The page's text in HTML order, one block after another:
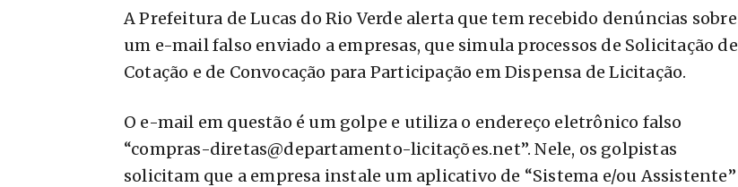
A Prefeitura de Lucas do Rio Verde alerta que tem recebido denúncias sobre
um e-mail falso enviado a empresas, que simula processos de Solicitação de
Cotação e de Convocação para Participação em Dispensa de Licitação.
O e-mail em questão é um golpe e utiliza o endereço eletrônico falso
“compras-diretas@departamento-licitações.net”. Nele, os golpistas
solicitam que a empresa instale um aplicativo de “Sistema e/ou Assistente”